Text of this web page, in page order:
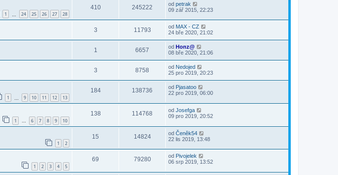
1 24 25 26 27 28
410 245222 od petrak
09 zář 2015, 22:23
3 11793 od MAX - CZ
24 bře 2020, 21:02
1 6657 od Honz@
08 bře 2020, 21:06
3 8758 od Nedojed
25 pro 2019, 20:23
1 9 10 11 12 13
184 138736 od Pjasatoo
22 pro 2019, 06:00
1 … 6 7 8 9 10
138 114768 od Josefga
09 pro 2019, 20:52
1 2
15 14824 od Čeněk54
22 lis 2019, 13:48
1 2 3 4 5
69 79280 od Pivojelek
06 srp 2019, 13:52